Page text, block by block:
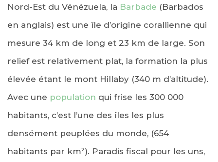
Nord-Est du Vénézuela, la Barbade (Barbados
en anglais) est une île d’origine corallienne qui
mesure 34 km de long et 23 km de large. Son
relief est relativement plat, la formation la plus
élevée étant le mont Hillaby (340 m d’altitude).
Avec une population qui frise les 300 000
habitants, c’est l’une des îles les plus
densément peuplées du monde, (654
habitants par km²). Paradis fiscal pour les uns,